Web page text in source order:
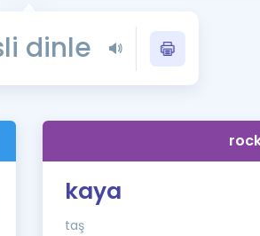
Blog
YDS - YÖKDİL Tüm
İngilizce Gramer
dinle
kaya
taş